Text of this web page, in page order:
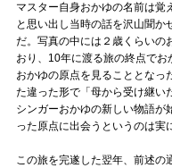
マスター自身おかゆの名前は覚
と思い出し当時の話を沢山聞か
だ。写真の中には２歳くらいの
おり、10年に渡る旅の終点で
おかゆの原点を見ることとなっ
た違った形で「母から受け継い
シンガーおかゆの新しい物語が
った原点に出会うというのは実
この旅を完遂した翌年、前述の